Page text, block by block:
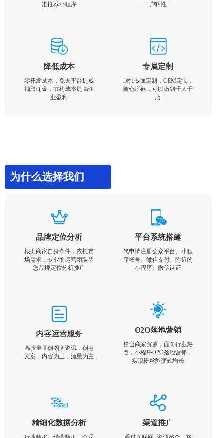
准推荐小程序
户粘性
降低成本
零开发成本，免去平台提成
抽取佣金，节约成本提高企
业盈利
专属定制
1对1专属定制，OEM定制，
随心所欲，可以做到千人千
店
为什么选择我们
品牌定位分析
根据商家自身条件，依托市
场需求，专业的运营团队为
您品牌定位分析推广
平台系统搭建
代申请注册公众平台、小程
序帐号、微信支付、附近的
小程序、微信认证
内容运营服务
高质量原创图文资讯，创意
文案，内容为王，流量为主
O2O落地营销
整合商家资源，面向行业热
点，小程序O2O落地营销，
实现粉丝裂变式增长
精细化数据分析 渠道推广